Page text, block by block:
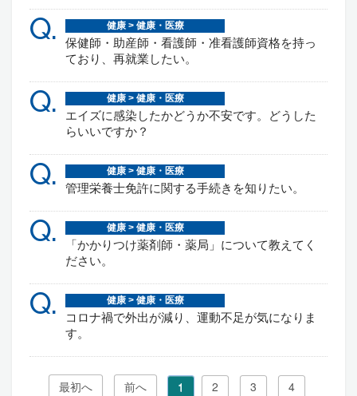
Q. 健康 > 健康・医療
保健師・助産師・看護師・准看護師資格を持っ
ており、再就業したい。
Q. 健康 > 健康・医療
エイズに感染したかどうか不安です。どうした
らいいですか？
Q. 健康 > 健康・医療
管理栄養士免許に関する手続きを知りたい。
Q. 健康 > 健康・医療
「かかりつけ薬剤師・薬局」について教えてく
ださい。
Q. 健康 > 健康・医療
コロナ禍で外出が減り、運動不足が気になりま
す。
1 2 3
4